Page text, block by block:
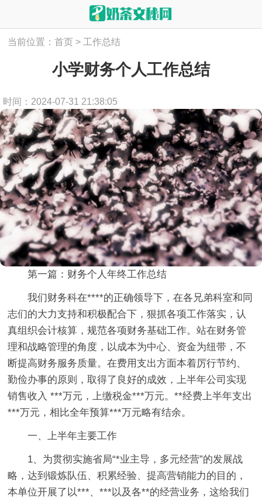
当前位置：首页 > 工作总结
小学财务个人工作总结
时间：2024-07-31 21:38:05
第一篇：财务个人年终工作总结
我们财务科在****的正确领导下，在各兄弟科室和同
志们的大力支持和积极配合下，狠抓各项工作落实，认
真组织会计核算，规范各项财务基础工作。站在财务管
理和战略管理的角度，以成本为中心、资金为纽带，不
断提高财务服务质量。在费用支出方面本着厉行节约、
勤俭办事的原则，取得了良好的成效，上半年公司实现
销售收入 ***万元，上缴税金***万元。**经费上半年支出
***万元，相比全年预算***万元略有结余。
一、上半年主要工作
1、为贯彻实施省局“*业主导，多元经营”的发展战
略，达到锻炼队伍、积累经验、提高营销能力的目的，
本单位开展了以***、***以及各**的经营业务，这给我们